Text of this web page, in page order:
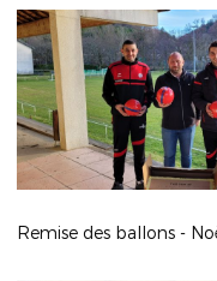
Remise des ballons -